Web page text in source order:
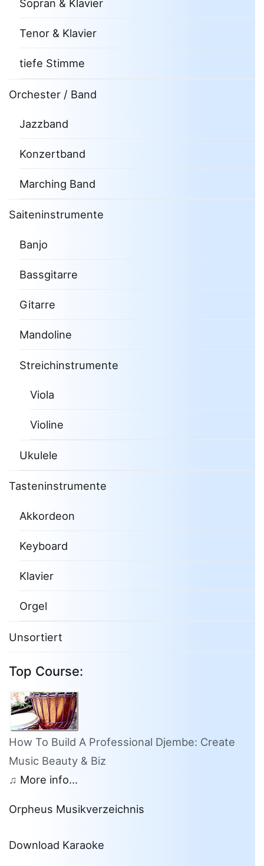
Sopran & Klavier
Tenor & Klavier
tiefe Stimme
Orchester / Band
Jazzband
Konzertband
Marching Band
Saiteninstrumente
Banjo
Bassgitarre
Gitarre
Mandoline
Streichinstrumente
Viola
Violine
Ukulele
Tasteninstrumente
Akkordeon
Keyboard
Klavier
Orgel
Unsortiert
Top Course:
How To Build A Professional Djembe: Create
Music Beauty & Biz
♫ More info...
Orpheus Musikverzeichnis
Download Karaoke